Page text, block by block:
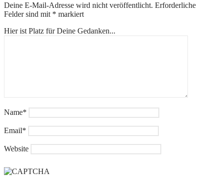
Deine E-Mail-Adresse wird nicht veröffentlicht. Erforderliche
Felder sind mit * markiert
Hier ist Platz für Deine Gedanken...
Name*
Email*
Website